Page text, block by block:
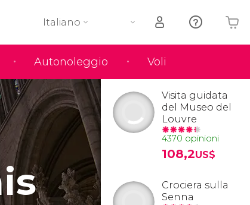
Autonoleggio Voli
Italiano
Il tuo carrello è vuoto
Visita guidata
del Museo del
Louvre
4370 opinioni
108,2US$
Crociera sulla
Senna